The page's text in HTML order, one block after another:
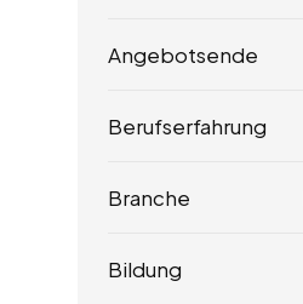
Angebotsende
Berufserfahrung
Branche
Bildung